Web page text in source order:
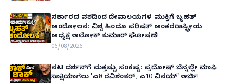
ಸರ್ಕಾರದ ವಶದಿಂದ ದೇವಾಲಯಗಳ ಮುಕ್ತಿಗೆ ಬೃಹತ್
ಆಂದೋಲನ: ವಿಶ್ವ ಹಿಂದೂ ಪರಿಷತ್ ಅಂತರರಾಷ್ಟ್ರೀಯ
ಅಧ್ಯಕ್ಷ ಅಲೋಕ್ ಕುಮಾರ್ ಘೋಷಣೆ!
06/08/2026
ನಟ ದರ್ಶನ್‌ಗೆ ಮತ್ತಷ್ಟು ಸಂಕಷ್ಟ: ಪ್ರದೋಷ್ ಬೆನ್ನಲ್ಲೇ ಮಾಫಿ
ಸಾಕ್ಷಿಯಾಗಲು 'ಎ8 ರವಿಶಂಕರ್, ಎ10 ವಿನಯ್' ಅರ್ಜಿ!